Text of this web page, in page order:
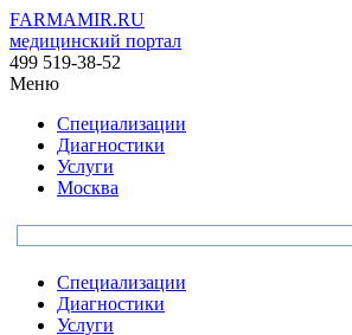
FARMAMIR.RU
медицинский портал
499 519-38-52
Меню
Специализации
Диагностики
Услуги
Москва
Специализации
Диагностики
Услуги